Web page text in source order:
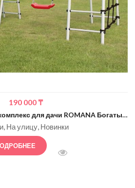
190 000₸
Детский спортивный комплекс для дачи ROMANA Богатырь (салатовый белый)
На улицу Новинки